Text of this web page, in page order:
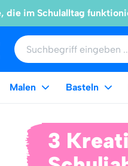
die im Schulalltag
Malen Basteln
3